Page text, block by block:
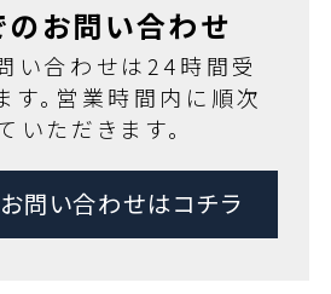
のお問い合わせ
い合わせは24時間受
す。営業時間内に順次
いただきます。
問い合わせはコチラ